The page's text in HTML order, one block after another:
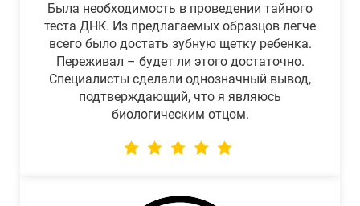
Была необходимость в проведении тайного
теста ДНК. Из предлагаемых образцов легче
всего было достать зубную щетку ребенка.
Переживал – будет ли этого достаточно.
Специалисты сделали однозначный вывод,
подтверждающий, что я являюсь
биологическим отцом.